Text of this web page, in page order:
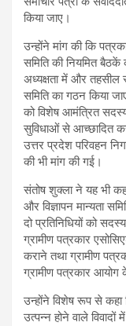
किया जाए।
उन्होंने मांग की कि
समिति की नियमित
अध्यक्षता में और तहसील
समिति का गठन किया
को विशेष आमंत्रित सदस्य
सुविधाओं से आच्छादित
उत्तर प्रदेश परिवहन
की भी मांग की गई।
संतोष शुक्ला ने यह भी
और विज्ञापन मान्यता
दो प्रतिनिधियों को
ग्रामीण पत्रकार
कराने तथा ग्रामीण
ग्रामीण पत्रकार
उन्होंने विशेष रूप से कहा
उत्पन्न होने वाले